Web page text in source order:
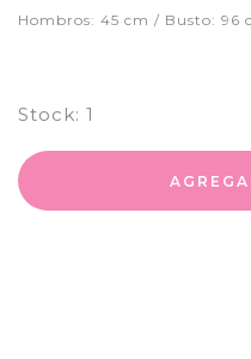
Hombros: 45 cm / Busto: 96
Stock: 1